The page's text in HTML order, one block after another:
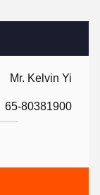
Mr. Kelvin Yi
65-80381900